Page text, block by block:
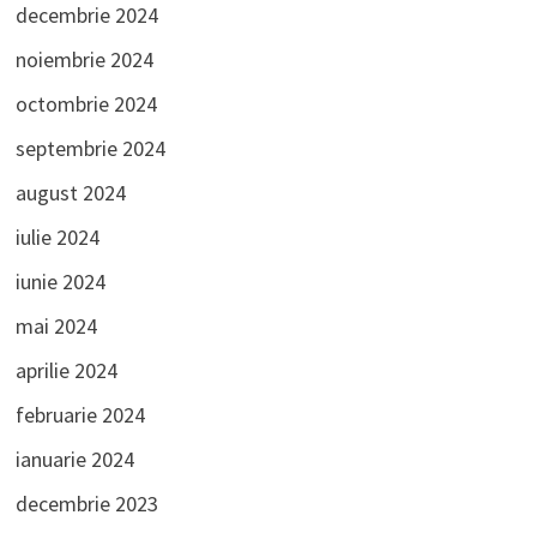
decembrie 2024
noiembrie 2024
octombrie 2024
septembrie 2024
august 2024
iulie 2024
iunie 2024
mai 2024
aprilie 2024
februarie 2024
ianuarie 2024
decembrie 2023